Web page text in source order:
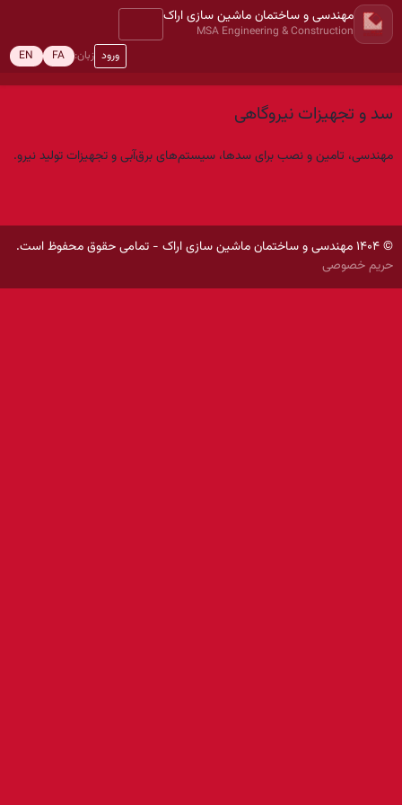
مهندسی و ساختمان ماشین سازی اراک
MSA Engineering & Construction
ورود زبان: FA
EN
سد و تجهیزات نیروگاهی
مهندسی، تامین و نصب برای سدها، سیستم‌های برق‌آبی و تجهیزات تولید نیرو.
© ۱۴۰۴ مهندسی و ساختمان ماشین سازی اراک - تمامی حقوق محفوظ است.
حریم خصوصی